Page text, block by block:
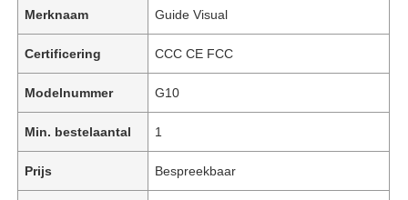
Merknaam Guide Visual
Certificering CCC CE FCC
Modelnummer G10
Min. bestelaantal 1
Prijs Bespreekbaar